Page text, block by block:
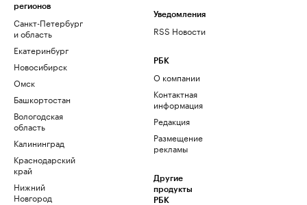
регионов
Санкт-Петербург
и область
Екатеринбург
Новосибирск
Омск
Башкортостан
Вологодская
область
Калининград
Краснодарский
край
Нижний
Новгород
Уведомления
RSS Новости
РБК
О компании
Контактная
информация
Редакция
Размещение
рекламы
Другие
продукты
РБК